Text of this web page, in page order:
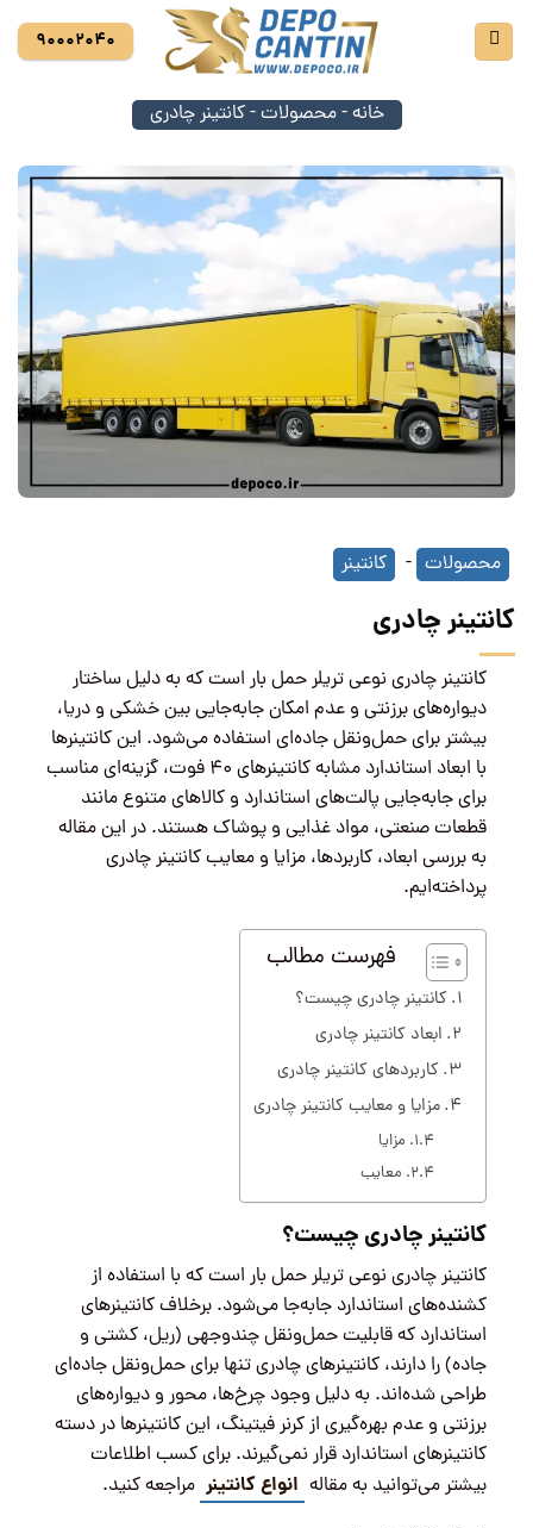
90002040
خانه-محصولات-کانتینر چادری
محصولات - کانتینر
کانتینر چادری
کانتینر چادری نوعی تریلر حمل بار است که به دلیل ساختار
دیواره‌های برزنتی و عدم امکان جابه‌جایی بین خشکی و دریا،
بیشتر برای حمل‌ونقل جاده‌ای استفاده می‌شود. این کانتینرها
با ابعاد استاندارد مشابه کانتینرهای ۴۰ فوت، گزینه‌ای مناسب
برای جابه‌جایی پالت‌های استاندارد و کالاهای متنوع مانند
قطعات صنعتی، مواد غذایی و پوشاک هستند. در این مقاله
به بررسی ابعاد، کاربردها، مزایا و معایب کانتینر چادری
پرداخته‌ایم.
فهرست مطالب
کانتینر چادری چیست؟
ابعاد کانتینر چادری
کاربردهای کانتینر چادری
مزایا و معایب کانتینر چادری
مزایا
معایب
کانتینر چادری چیست؟
کانتینر چادری نوعی تریلر حمل بار است که با استفاده از
کشنده‌های استاندارد جابه‌جا می‌شود. برخلاف کانتینرهای
استاندارد که قابلیت حمل‌ونقل چندوجهی (ریل، کشتی و
جاده) را دارند، کانتینرهای چادری تنها برای حمل‌ونقل جاده‌ای
طراحی شده‌اند. به دلیل وجود چرخ‌ها، محور و دیواره‌های
برزنتی و عدم بهره‌گیری از کرنر فیتینگ، این کانتینرها در دسته
کانتینرهای استاندارد قرار نمی‌گیرند. برای کسب اطلاعات
بیشتر می‌توانید به مقاله انواع کانتینر مراجعه کنید.